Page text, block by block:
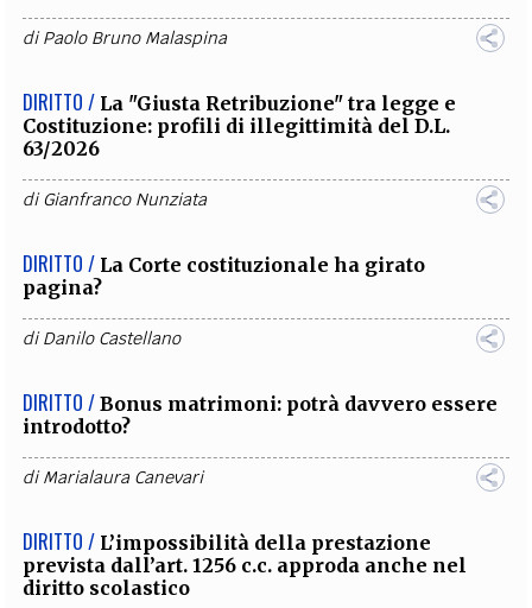
diPaolo Bruno Malaspina
DIRITTO / La "Giusta Retribuzione" tra legge e
Costituzione: profili di illegittimità del D.L.
63/2026
diGianfranco Nunziata
DIRITTO / La Corte costituzionale ha girato
pagina?
diDanilo Castellano
DIRITTO / Bonus matrimoni: potrà davvero essere
introdotto?
diMarialaura Canevari
DIRITTO / L’impossibilità della prestazione
prevista dall’art. 1256 c.c. approda anche nel
diritto scolastico